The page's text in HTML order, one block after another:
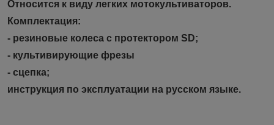
Относится к виду легких мотокультиваторов.
Комплектация:
- резиновые колеса с протектором SD;
- культивирующие фрезы
- сцепка;
инструкция по эксплуатации на русском языке.